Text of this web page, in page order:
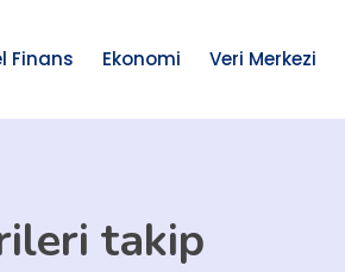
Finans Ekonomi Veri Merkezi
takip